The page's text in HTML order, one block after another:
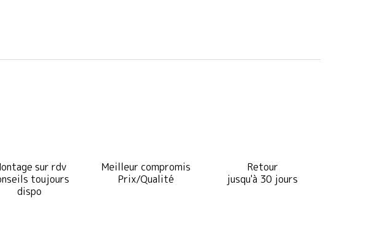
sur rdv
toujours
dispo
Meilleur compromis
Prix/Qualité
Retour
jusqu'à 30 jours